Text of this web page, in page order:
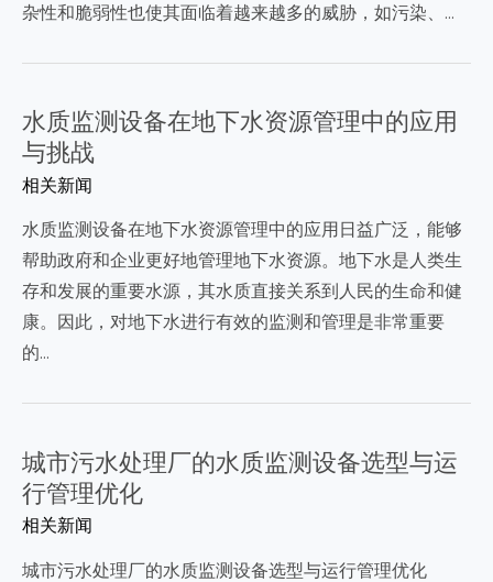
杂性和脆弱性也使其面临着越来越多的威胁，如污染、…
水质监测设备在地下水资源管理中的应用
与挑战
相关新闻
水质监测设备在地下水资源管理中的应用日益广泛，能够
帮助政府和企业更好地管理地下水资源。地下水是人类生
存和发展的重要水源，其水质直接关系到人民的生命和健
康。因此，对地下水进行有效的监测和管理是非常重要
的…
城市污水处理厂的水质监测设备选型与运
行管理优化
相关新闻
城市污水处理厂的水质监测设备选型与运行管理优化